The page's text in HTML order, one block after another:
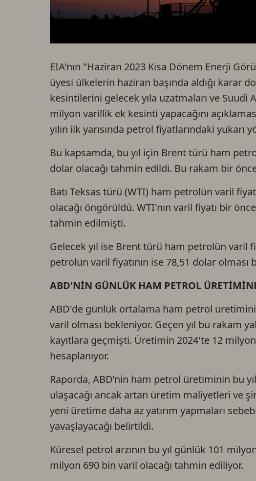
EIA'nın "Haziran 2023 Kısa Dönem Enerji
üyesi ülkelerin haziran başında aldığı karar
kesintilerini gelecek yıla uzatmaları ve Suudi
milyon varillik ek kesinti yapacağını
yılın ilk yarısında petrol fiyatlarındaki yukarı
Bu kapsamda, bu yıl için Brent türü ham
dolar olacağı tahmin edildi. Bu rakam bir
Batı Teksas türü (WTI) ham petrolün varil
olacağı öngörüldü. WTI'nın varil fiyatı bir
tahmin edilmişti.
Gelecek yıl ise Brent türü ham petrolün varil
petrolün varil fiyatının ise 78,51 dolar olması
ABD'NİN GÜNLÜK HAM PETROL
ABD'de günlük ortalama ham petrol
varil olması bekleniyor. Geçen yıl bu rakam
kayıtlara geçmişti. Üretimin 2024'te 12 milyon
hesaplanıyor.
Raporda, ABD’nin ham petrol üretiminin bu
ulaşacağı ancak artan üretim maliyetleri ve
yeni üretime daha az yatırım yapmaları
yavaşlayacağı belirtildi.
Küresel petrol arzının bu yıl günlük 101
milyon 690 bin varil olacağı tahmin ediliyor.